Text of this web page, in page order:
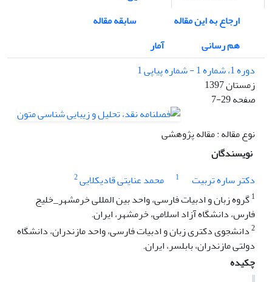
ارجاع به این مقاله
سابقه مقاله
هم رسانی
آمار
دوره 1، شماره 1 - شماره پیاپی 1
زمستان 1397
صفحه7-29
نوع مقاله : مقاله پژوهشی
نویسندگان
دکتر ساره تربیت
1 محمد عنایتی قادیکلایی2
1گروه زبان و ادبیات فارسی، واحد بین المللی خرمشهر_خلیج
فارس، دانشگاه آزاد اسلامی، خرمشهر، ایران.
2دانشجوی دکتری زبان و ادبیات فارسی، واحد مازندران، دانشگاه
دولتی مازندران، بابلسر، ایران.
چکیده